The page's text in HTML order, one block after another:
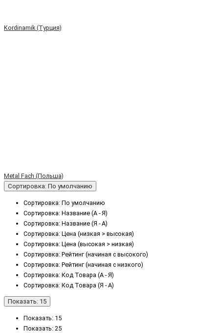
Kordinamik (Турция)
Metal Fach (Польша)
Сортировка: По умолчанию
Сортировка: По умолчанию
Сортировка: Название (А - Я)
Сортировка: Название (Я - А)
Сортировка: Цена (низкая > высокая)
Сортировка: Цена (высокая > низкая)
Сортировка: Рейтинг (начиная с высокого)
Сортировка: Рейтинг (начиная с низкого)
Сортировка: Код Товара (А - Я)
Сортировка: Код Товара (Я - А)
Показать: 15
Показать: 15
Показать: 25